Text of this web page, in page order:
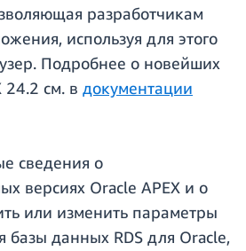
разработчикам
используя для этого
Подробнее о новейших
24.2 см. в документации
сведения о
версиях Oracle APEX и о
или изменить параметры
базы данных RDS для Oracle,